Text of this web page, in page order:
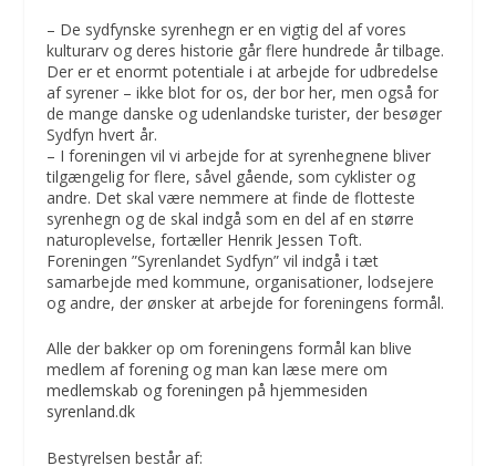
– De sydfynske syrenhegn er en vigtig del af vores
kulturarv og deres historie går flere hundrede år tilbage.
Der er et enormt potentiale i at arbejde for udbredelse
af syrener – ikke blot for os, der bor her, men også for
de mange danske og udenlandske turister, der besøger
Sydfyn hvert år.
– I foreningen vil vi arbejde for at syrenhegnene bliver
tilgængelig for flere, såvel gående, som cyklister og
andre. Det skal være nemmere at finde de flotteste
syrenhegn og de skal indgå som en del af en større
naturoplevelse, fortæller Henrik Jessen Toft.
Foreningen ”Syrenlandet Sydfyn” vil indgå i tæt
samarbejde med kommune, organisationer, lodsejere
og andre, der ønsker at arbejde for foreningens formål.
Alle der bakker op om foreningens formål kan blive
medlem af forening og man kan læse mere om
medlemskab og foreningen på hjemmesiden
syrenland.dk
Bestyrelsen består af: